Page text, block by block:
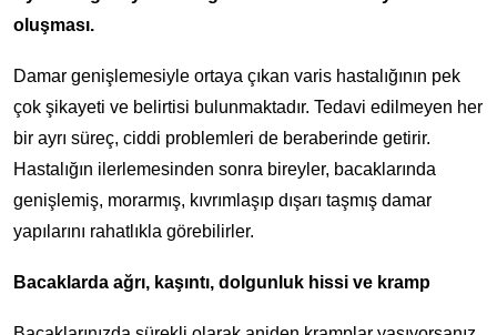
oluşması.
Damar genişlemesiyle ortaya çıkan varis hastalığının pek
çok şikayeti ve belirtisi bulunmaktadır. Tedavi edilmeyen her
bir ayrı süreç, ciddi problemleri de beraberinde getirir.
Hastalığın ilerlemesinden sonra bireyler, bacaklarında
genişlemiş, morarmış, kıvrımlaşıp dışarı taşmış damar
yapılarını rahatlıkla görebilirler.
Bacaklarda ağrı, kaşıntı, dolgunluk hissi ve kramp